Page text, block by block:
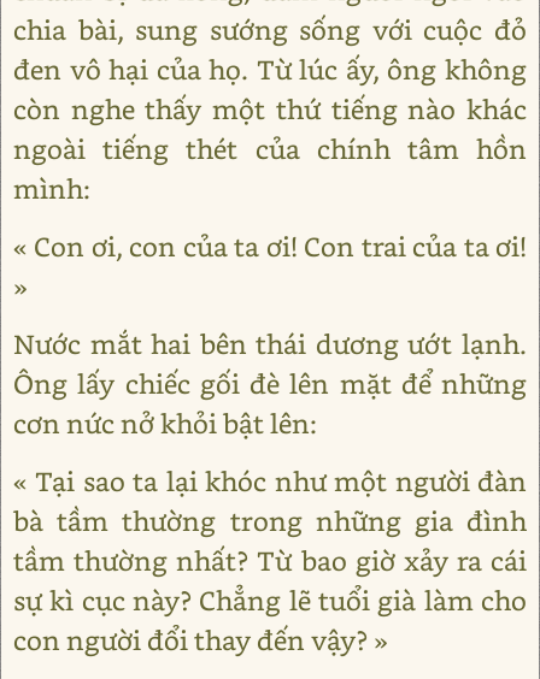
chia bài, sung sướng sống với cuộc đỏ
đen vô hại của họ. Từ lúc ấy, ông không
còn nghe thấy một thứ tiếng nào khác
ngoài tiếng thét của chính tâm hồn
mình:
« Con ơi, con của ta ơi! Con trai của ta ơi!
»
Nước mắt hai bên thái dương ướt lạnh.
Ông lấy chiếc gối đè lên mặt để những
cơn nức nở khỏi bật lên:
« Tại sao ta lại khóc như một người đàn
bà tầm thường trong những gia đình
tầm thường nhất? Từ bao giờ xảy ra cái
sự kì cục này? Chẳng lẽ tuổi già làm cho
con người đổi thay đến vậy? »